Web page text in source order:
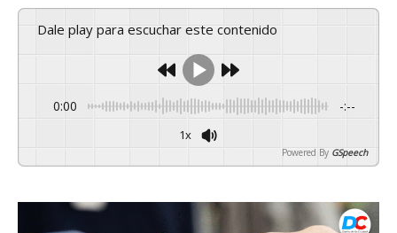
Dale play para escuchar este contenido
0:00 -:--
1x
Powered By GSpeech